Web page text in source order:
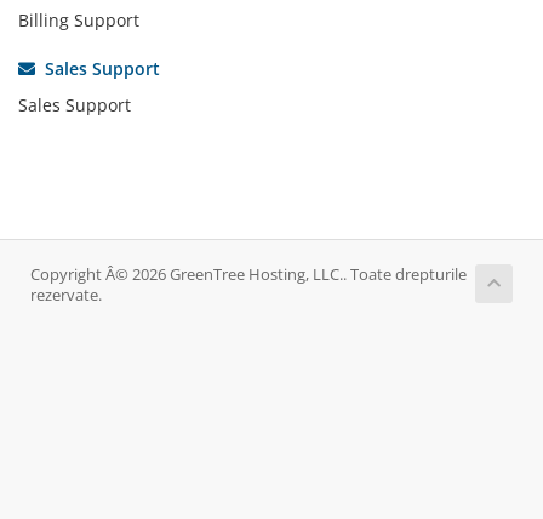
Billing Support
Sales Support
Sales Support
Copyright Â© 2026 GreenTree Hosting, LLC.. Toate drepturile
rezervate.